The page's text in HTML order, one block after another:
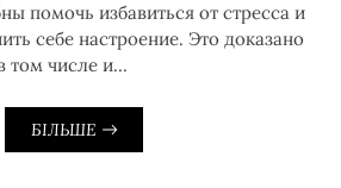
помочь избавиться от стресса и
себе настроение. Это доказано
том числе и…
БІЛЬШЕ